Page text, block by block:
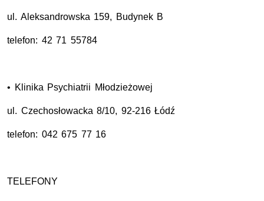
ul. Aleksandrowska 159, Budynek B
telefon: 42 71 55784
• Klinika Psychiatrii Młodzieżowej
ul. Czechosłowacka 8/10, 92-216 Łódź
telefon: 042 675 77 16
TELEFONY